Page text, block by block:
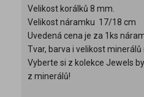
Velikost korálků 8 mm.
Velikost náramku 17/18 cm
Uvedená cena je za 1ks
Tvar, barva i velikost minerálů
Vyberte si z kolekce Jewels
z minerálů!